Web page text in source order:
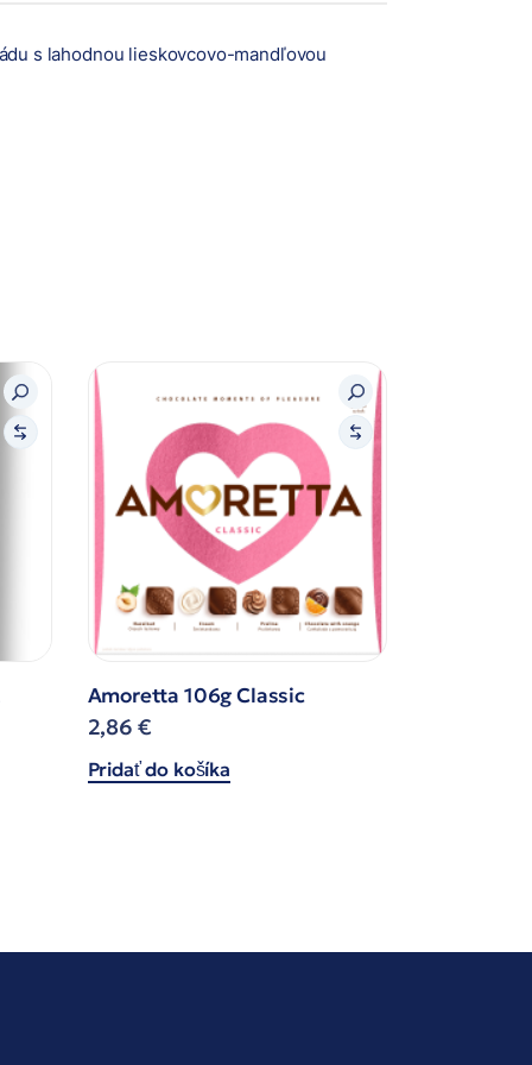
s lahodnou lieskovcovo-mandľovou
Amoretta 106g Classic
2,86 €
Pridať do košíka